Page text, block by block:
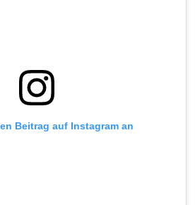
Beitrag auf Instagram an